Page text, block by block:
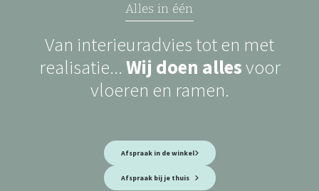
Alles in één
Van interieuradvies tot en met
realisatie... Wij doen allesvoor
vloeren en ramen.
Afspraak in de winkel
Afspraak bij je thuis